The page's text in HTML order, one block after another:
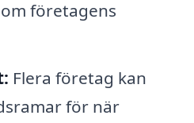
företagens
Flera företag kan
för när